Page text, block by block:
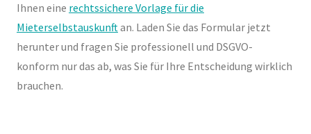
Ihnen eine rechtssichere Vorlage für die
Mieterselbstauskunftan. Laden Sie das Formular jetzt
herunter und fragen Sie professionell und DSGVO-
konform nur das ab, was Sie für Ihre Entscheidung wirklich
brauchen.